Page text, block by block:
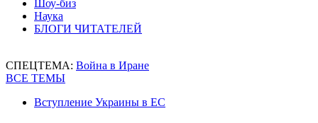
Шоу-биз
Наука
БЛОГИ ЧИТАТЕЛЕЙ
СПЕЦТЕМА: Война в Иране
ВСЕ ТЕМЫ
Вступление Украины в ЕС